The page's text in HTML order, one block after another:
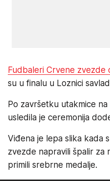
Fudbaleri Crvene zvezde
su u finalu u Loznici
Po završetku utakmice
usledila je ceremonija
Viđena je lepa slika kada
zvezde napravili špalir za
primili srebrne medalje.